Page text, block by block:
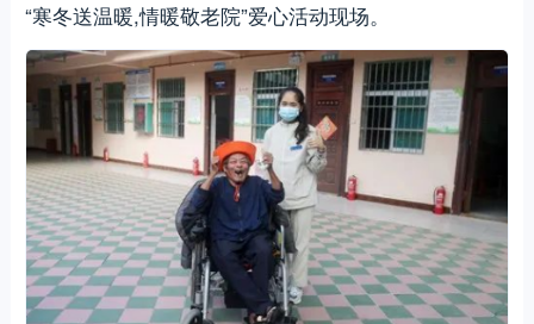
“寒冬送温暖,情暖敬老院”爱心活动现场。